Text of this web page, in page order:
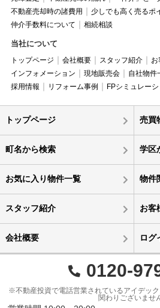
不動産売却時の諸費用
少しでも高く売るポ
仲介手数料について
相続相談
当社について
トップページ 会社概要 スタッフ紹介
お
インフォメーション
現地販売会 自社物件
採用情報
リフォーム事例 FPシミュレー
トップページ 売買
町名から検索 学区
お気に入り物件一覧 物件
スタッフ紹介 お客
会社概要 ログ
0120-
※不動産投資で電話営業されているアイデッ
関わりございませ